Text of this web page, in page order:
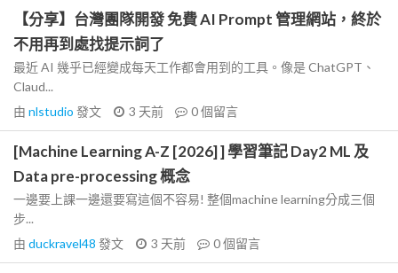
【分享】台灣團隊開發 免費 AI Prompt 管理網站，終於
不用再到處找提示詞了
最近 AI 幾乎已經變成每天工作都會用到的工具。像是 ChatGPT、
Claud...
由 nlstudio 發文 3 天前 0個留言
[Machine Learning A-Z [2026] ] 學習筆記 Day2 ML 及
Data pre-processing 概念
一邊要上課一邊還要寫這個不容易! 整個machine learning分成三個
步...
由 duckravel48 發文 3 天前 0個留言